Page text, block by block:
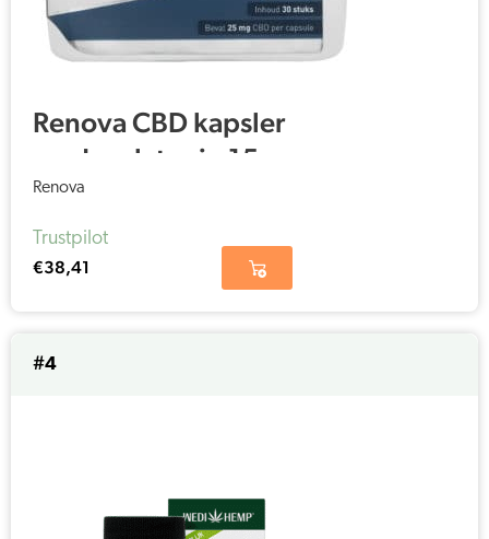
Renova CBD kapsler
med melatonin 15%
(25 mg)
Renova
Trustpilot
€38,41
#4